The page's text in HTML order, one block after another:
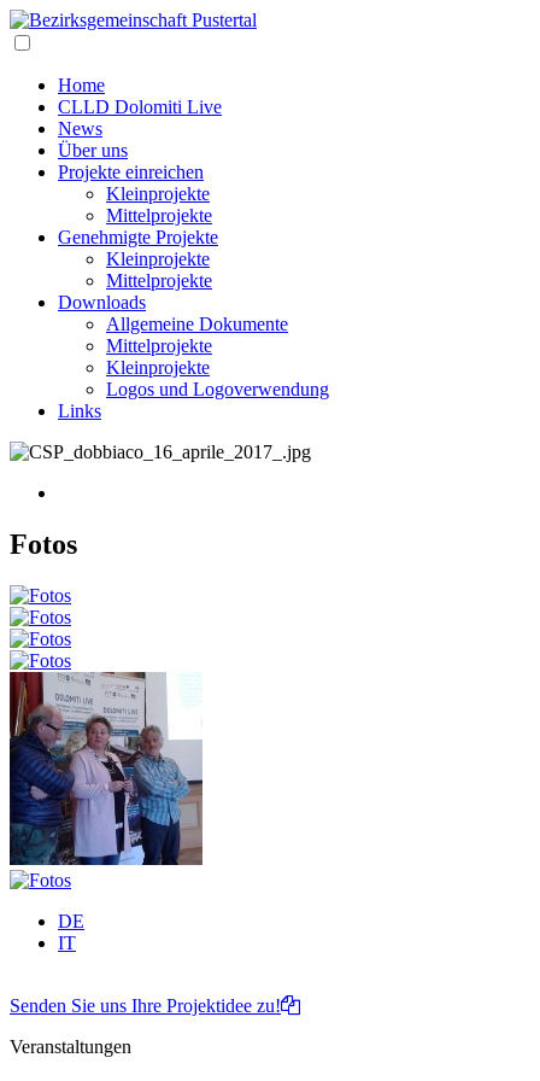
Home
CLLD Dolomiti Live
News
Über uns
Projekte einreichen
Kleinprojekte
Mittelprojekte
Genehmigte Projekte
Kleinprojekte
Mittelprojekte
Downloads
Allgemeine Dokumente
Mittelprojekte
Kleinprojekte
Logos und Logoverwendung
Links
Fotos
DE
IT
Senden Sie uns Ihre Projektidee zu!
Veranstaltungen